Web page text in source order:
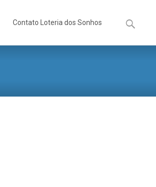
Contato Loteria dos Sonhos
por: